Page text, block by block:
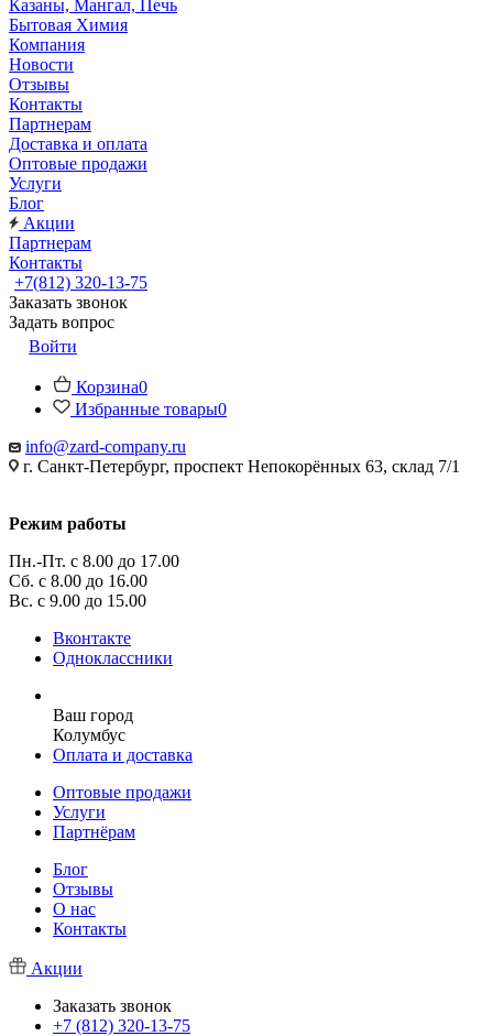
Казаны, Мангал, Печь
Бытовая Химия
Компания
Новости
Отзывы
Контакты
Партнерам
Доставка и оплата
Оптовые продажи
Услуги
Блог
Акции
Партнерам
Контакты
+7(812) 320-13-75
Заказать звонок
Задать вопрос
Войти
Корзина0
Избранные товары0
info@zard-company.ru
г. Санкт-Петербург, проспект Непокорённых 63, склад 7/1
Режим работы
Пн.-Пт. с 8.00 до 17.00
Сб. с 8.00 до 16.00
Вс. с 9.00 до 15.00
Вконтакте
Одноклассники
Ваш город
Колумбус
Оплата и доставка
Оптовые продажи
Услуги
Партнёрам
Блог
Отзывы
О нас
Контакты
Акции
Заказать звонок
+7 (812) 320-13-75